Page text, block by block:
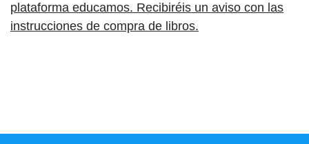
plataforma educamos. Recibiréis un aviso con las
instrucciones de compra de libros.